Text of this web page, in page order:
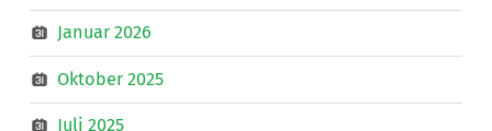
Januar 2026
Oktober 2025
Juli 2025